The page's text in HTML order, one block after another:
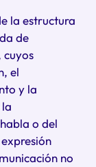
la estructura
de
cuyos
el
y la
o del
no